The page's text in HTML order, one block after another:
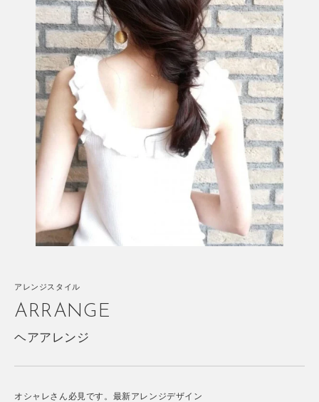
アレンジスタイル
ARRANGE
ヘアアレンジ
オシャレさん必見です。最新アレンジデザイン